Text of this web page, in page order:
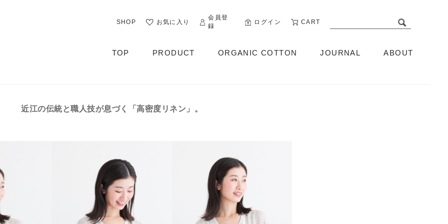
SHOP お気に入り
会員登
録
ログイン CART
TOP PRODUCT
SHIRT / BLOUSE
DRESS
PANTS / LEGGINS
ORGANIC COTTON JOURNAL ABOUT
近江の伝統と職人技が息づく「高密度リネン」。